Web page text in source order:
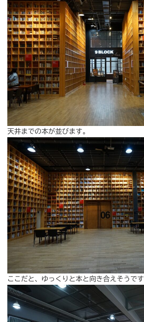
天井までの本が並びます。
ここだと、ゆっくりと本と向き合えそうです